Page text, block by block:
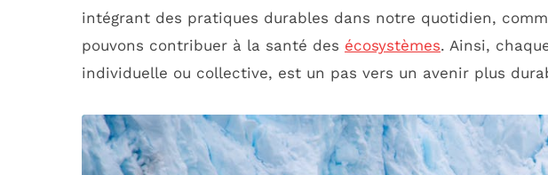
intégrant des pratiques durables dans notre quotidien,
pouvons contribuer à la santé des écosystèmes. Ainsi,
individuelle ou collective, est un pas vers un avenir plus